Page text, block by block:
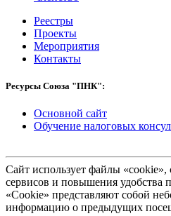
Реестры
Проекты
Мероприятия
Контакты
Ресурсы Союза "ПНК":
Основной сайт
Обучение налоговых
Сайт использует файлы «cookie»,
сервисов и повышения удобства
«Cookie» представляют собой
информацию о предыдущих